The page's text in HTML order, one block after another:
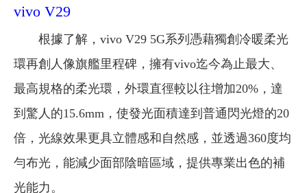
vivo V29
根據了解，vivo V29 5G系列憑藉獨創冷暖柔光
環再創人像旗艦里程碑，擁有vivo迄今為止最大、
最高規格的柔光環，外環直徑較以往增加20%，達
到驚人的15.6mm，使發光面積達到普通閃光燈的20
倍，光線效果更具立體感和自然感，並透過360度均
勻布光，能減少面部陰暗區域，提供專業出色的補
光能力。